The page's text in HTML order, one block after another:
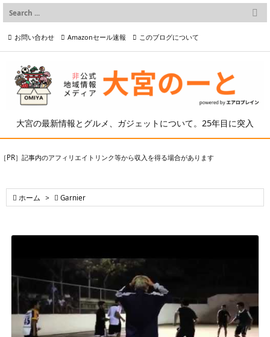
大宮の最新情報とグルメ、ガジェットについて。25年目に突入

メニュー

検索
お問い合わせ Amazonセール速報 このブログについて
プライバシーポリシー等
［PR］記事内のアフィリエイトリンク等から収入を得る場合があります
 ホーム >  Garnier